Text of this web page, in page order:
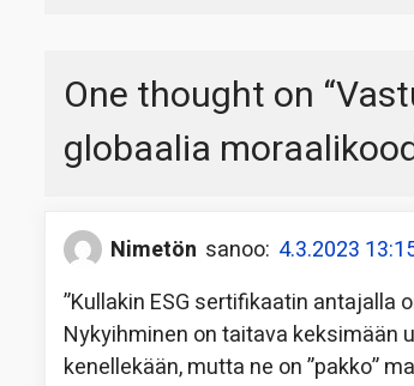
One thought on “
globaalia
Nimetön sanoo: 4.3.2023
”Kullakin ESG sertifikaatin antajalla
Nykyihminen on taitava keksimään
kenellekään, mutta ne on ”pakko”